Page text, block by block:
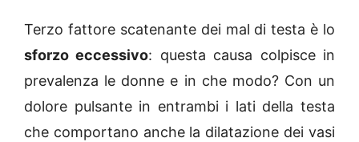
Terzo fattore scatenante dei mal di testa è lo
sforzo eccessivo: questa causa colpisce in
prevalenza le donne e in che modo? Con un
dolore pulsante in entrambi i lati della testa
che comportano anche la dilatazione dei vasi